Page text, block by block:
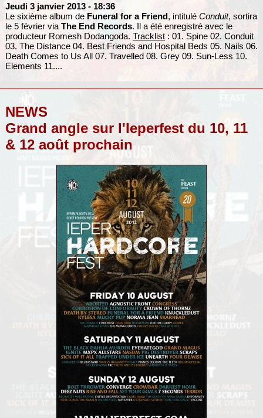
Jeudi 3 janvier 2013 - 18:36
Le sixième album de Funeral for a Friend, intitulé Conduit, sortira
le 5 février via The End Records. Il a été enregistré avec le
producteur Romesh Dodangoda. Tracklist: 01. Spine 02. Conduit
03. The Distance 04. Best Friends and Hospital Beds 05. Nails 06.
Death Comes to Us All 07. Travelled 08. Grey 09. Sun-Less 10.
Elements 11....
NEWS
Grand angle sur l'Ieperfest du 10, 11
& 12 août prochain